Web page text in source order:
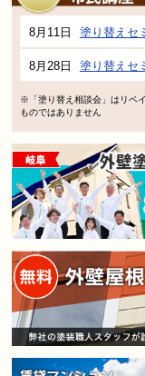
8月11日 塗り替えセミナー＆屋根、外壁の塗り替
8月28日 塗り替えセミナー＆屋根、外壁の塗り替
※「塗り替え相談会」はリペ
ものではありません